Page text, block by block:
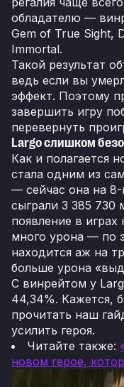
обладателю —
Gem of True Sight,
Immortal.
Такой результат
ведь если вы
эффект. Поэтому
завершить игру
перевернуть
Largo слишком
Как и полагается
стала одним из
— сейчас она на 8-
сыграли 3 385 730
появление в
много урона — по
находится аж на
больше урона
С винрейтом у
44,34%. Кажется,
прочитать наш
усилить героя.
Читайте также:
новом герое,